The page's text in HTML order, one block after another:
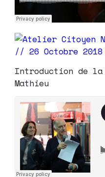
Introduction de la
Mathieu